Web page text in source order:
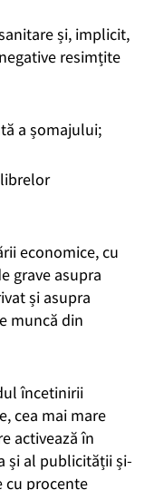
și, implicit,
resimțite
a șomajului;
economice, cu
grave asupra
și asupra
muncă din
încetinirii
cea mai mare
activează în
și al publicității și-
cu procente